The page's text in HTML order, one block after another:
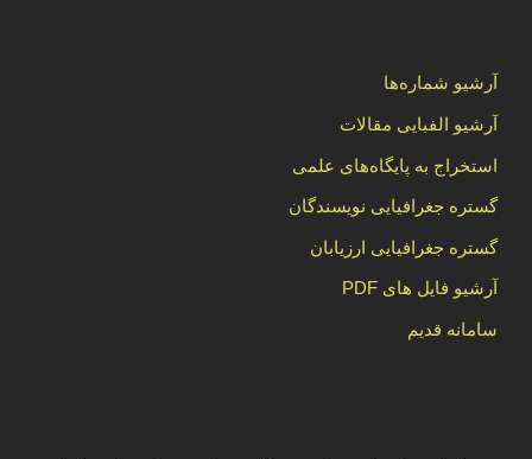
آرشیو شماره‌ها
آرشیو الفبایی مقالات
استخراج به پایگاه‌های علمی
گستره جغرافیایی نویسندگان
گستره جغرافیایی ارزیابان
آرشیو فایل های PDF
سامانه قدیم